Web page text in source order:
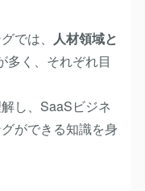
では、 人材領域と
多く、それぞれ目
し、SaaSビジネ
ができる知識を身